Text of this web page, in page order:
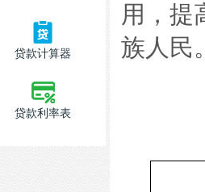
贷款计算器
贷款利率表
用，提
族人民